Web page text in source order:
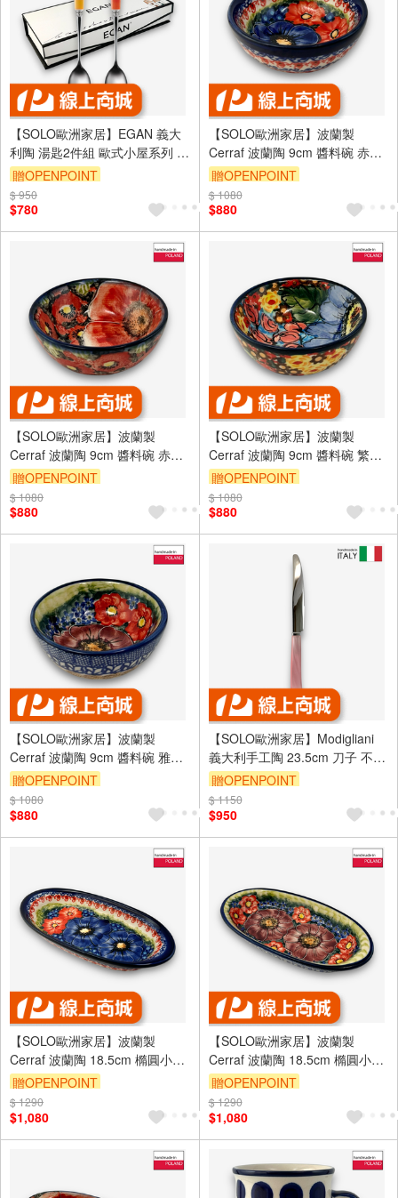
【SOLO歐洲家居】EGAN 義大
利陶 湯匙2件組 歐式小屋系列 紅
色
贈OPENPOINT
$ 950
$780
【SOLO歐洲家居】波蘭製
Cerraf 波蘭陶 9cm 醬料碗 赤藍
芳華系列
贈OPENPOINT
$ 1080
$880
【SOLO歐洲家居】波蘭製
Cerraf 波蘭陶 9cm 醬料碗 赤霞
花語系列
贈OPENPOINT
$ 1080
$880
【SOLO歐洲家居】波蘭製
Cerraf 波蘭陶 9cm 醬料碗 繁花
深處系列
贈OPENPOINT
$ 1080
$880
【SOLO歐洲家居】波蘭製
Cerraf 波蘭陶 9cm 醬料碗 雅紅
之宴系列
贈OPENPOINT
$ 1080
$880
【SOLO歐洲家居】Modigliani
義大利手工陶 23.5cm 刀子 不鏽
鋼 餐具 義大利進口
贈OPENPOINT
$ 1150
$950
【SOLO歐洲家居】波蘭製
Cerraf 波蘭陶 18.5cm 橢圓小碟
赤藍芳華系列
贈OPENPOINT
$ 1290
$1,080
【SOLO歐洲家居】波蘭製
Cerraf 波蘭陶 18.5cm 橢圓小碟
雅紅之宴系列
贈OPENPOINT
$ 1290
$1,080